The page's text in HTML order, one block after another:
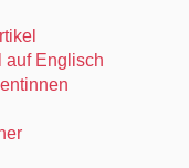
auf Englisch